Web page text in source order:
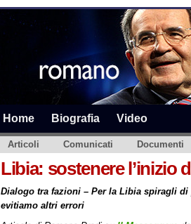
Home Biografia Video
Articoli Comunicati Documenti
Libia: sostenere l’inizio
Dialogo tra fazioni – Per la Libia spiragli di
evitiamo altri errori